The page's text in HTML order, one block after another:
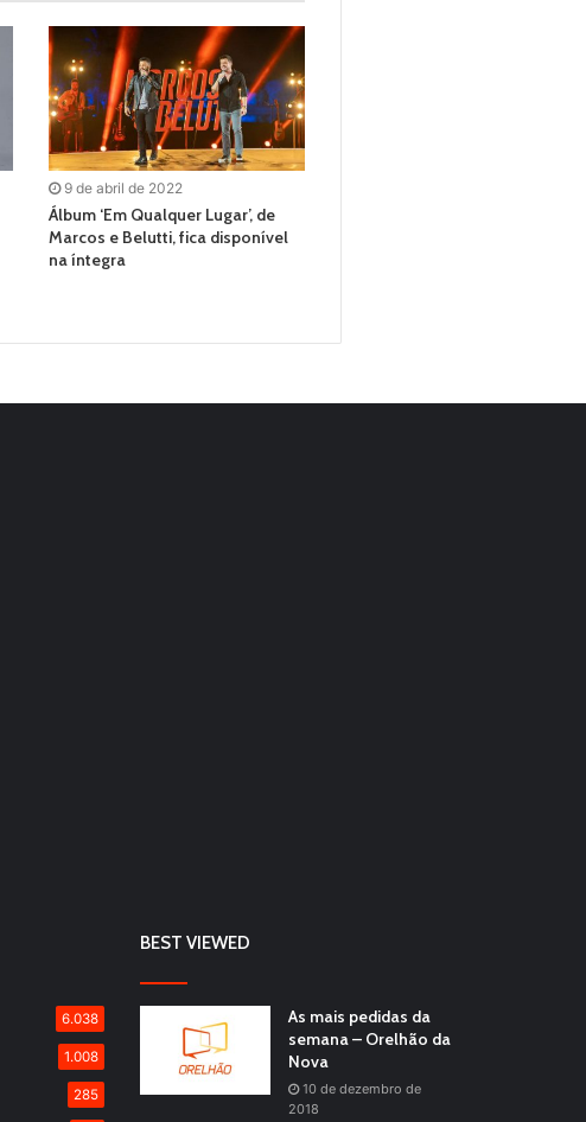
9 de abril de 2022
Álbum ‘Em Qualquer Lugar’, de
Marcos e Belutti, fica disponível
na íntegra
6.038
1.008
285
BEST VIEWED
As mais pedidas da
semana – Orelhão da
Nova
10 de dezembro de
2018